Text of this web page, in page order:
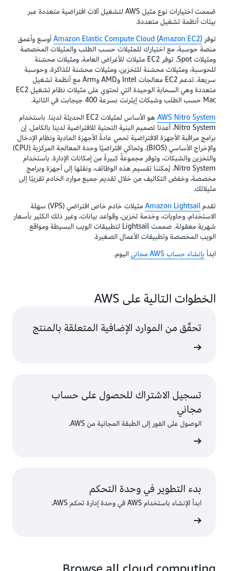
صُممت اختيارات نوع مثيل AWS لتشغيل آلات افتراضية متعددة عبر
بيئات أنظمة تشغيل متعددة.
توفر Amazon Elastic Compute Cloud (Amazon EC2)أوسع وأعمق
منصة حوسبة، مع اختيارك للمثيلات حسب الطلب والمثيلات المخصصة
ومثيلات Spot. توفر EC2 مثيلات للأغراض العامة، ومثيلات محسّنة
للحوسبة، ومثيلات محسّنة للتخزين، ومثيلات محسّنة للذاكرة، وحوسبة
سريعة. تدعم EC2 معالجات Intel وAMD وArm مع أنظمة تشغيل
متعددة وهي السحابة الوحيدة التي تحتوي على مثيلات نظام تشغيل EC2
Mac حسب الطلب وشبكات إيثرنت بسرعة 400 جيجابت في الثانية.
AWS Nitro System
هو الأساس لمثيلات EC2 الحديثة لدينا. باستخدام
Nitro System، أعدنا تصميم البنية التحتية للافتراضية لدينا بالكامل. إن
برامج مراقبة الأجهزة الافتراضية تحمي عادةً الأجهزة المادية ونظام الإدخال
والإخراج الأساسي (BIOS)، وتحاكي افتراضيًا وحدة المعالجة المركزية (CPU)
والتخزين والشبكات، وتوفر مجموعةً كبيرةً من إمكانات الإدارة. باستخدام
Nitro System، يُمكننا تقسيم هذه الوظائف، ونقلها إلى أجهزة وبرامج
مخصصة، وخفض التكاليف من خلال تقديم جميع موارد الخادم تقريبًا إلى
مثيلاتك.
تقدمAmazon Lightsail
مثيلات خادم خاص افتراضي (VPS) سهلة
الاستخدام، وحاويات، وخدمة تخزين، وقواعد بيانات، وغير ذلك الكثير بأسعار
شهرية معقولة. صممت Lightsail لتطبيقات الويب البسيطة ومواقع
الويب المخصصة وتطبيقات الأعمال الصغيرة.
ابدأ بإنشاء حساب AWS مجاني اليوم.
الخطوات التالية على AWS
تحقّق من الموارد الإضافية المتعلقة بالمنتج
تسجيل الاشتراك للحصول على حساب
مجاني
الوصول على الفور إلى الطبقة المجانية من AWS.
بدء التطوير في وحدة التحكم
ابدأ الإنشاء باستخدام AWS في وحدة إدارة تحكم AWS.